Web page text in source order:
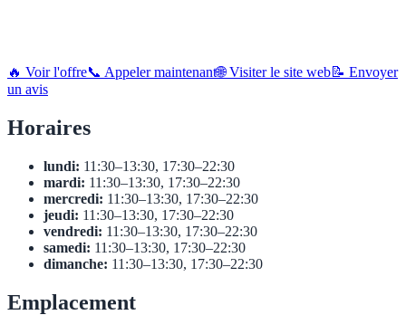
🔥 Voir l'offre📞 Appeler maintenant🌐 Visiter le site web📝 Envoyer
un avis
Horaires
lundi: 11:30–13:30, 17:30–22:30
mardi: 11:30–13:30, 17:30–22:30
mercredi: 11:30–13:30, 17:30–22:30
jeudi: 11:30–13:30, 17:30–22:30
vendredi: 11:30–13:30, 17:30–22:30
samedi: 11:30–13:30, 17:30–22:30
dimanche: 11:30–13:30, 17:30–22:30
Emplacement